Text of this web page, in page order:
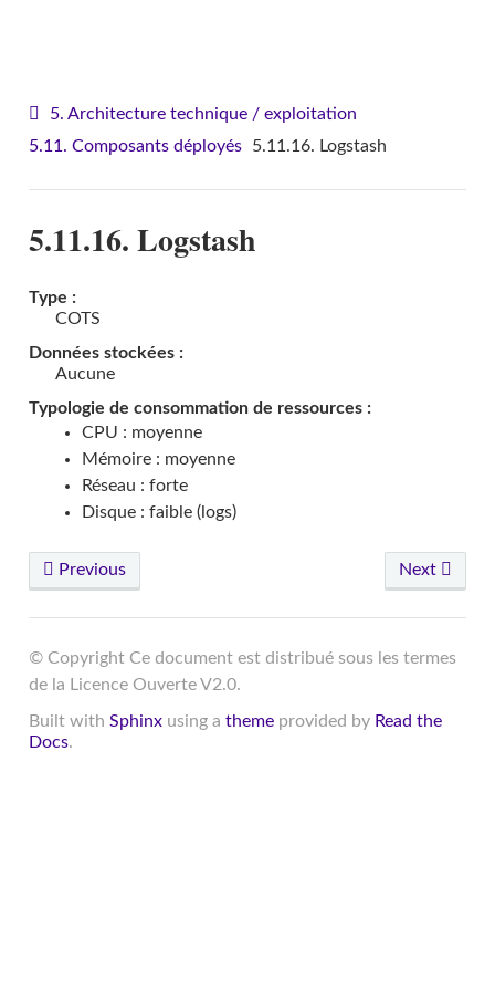
5. Architecture technique / exploitation
5.11. Composants déployés
5.11.16. Logstash
5.11.16. Logstash
Type :
COTS
Données stockées :
Aucune
Typologie de consommation de ressources :
CPU : moyenne
Mémoire : moyenne
Réseau : forte
Disque : faible (logs)
Previous Next
© Copyright Ce document est distribué sous les termes
de la Licence Ouverte V2.0.
Built with Sphinxusing a themeprovided by Read the
Docs.